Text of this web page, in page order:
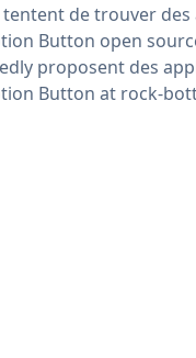
de trouver
Button open
proposent des
Button at rock-